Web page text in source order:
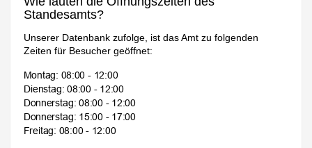
Standesamts?
Unserer Datenbank zufolge, ist das Amt zu folgenden
Zeiten für Besucher geöffnet: